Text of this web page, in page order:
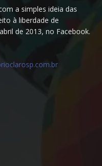
a simples ideia das
à liberdade de
de 2013, no Facebook.